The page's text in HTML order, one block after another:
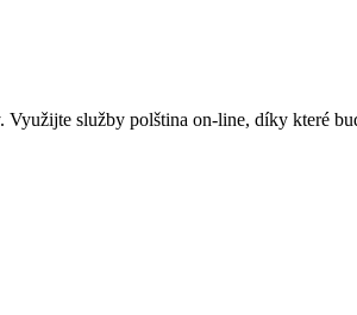
služby polština on-line, díky které